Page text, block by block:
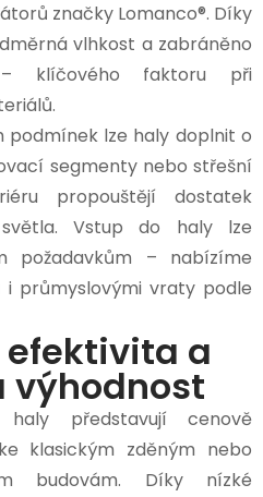
značky Lomanco®. Díky
vlhkost a zabráněno
– klíčového faktoru při
podmínek lze haly doplnit o
segmenty nebo střešní
propouštějí dostatek
Vstup do haly lze
požadavkům – nabízíme
průmyslovými vraty podle
efektivita a
výhodnost
haly představují cenově
klasickým zděným nebo
budovám. Díky nízké